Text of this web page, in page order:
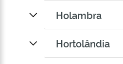
Holambra
Hortolândia